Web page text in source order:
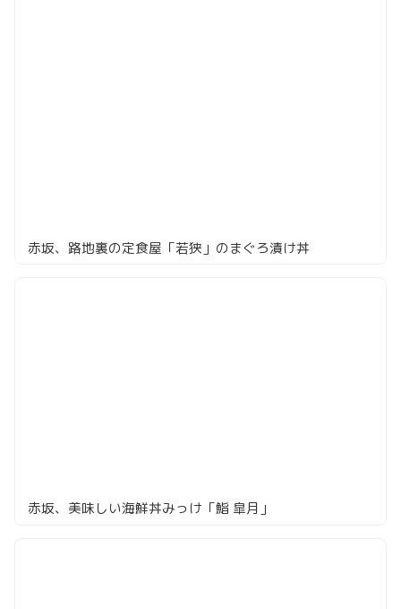
赤坂、路地裏の定食屋「若狭」のまぐろ漬け丼
赤坂、美味しい海鮮丼みっけ「鮨 皐月」